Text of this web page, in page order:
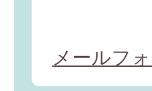
メールフ